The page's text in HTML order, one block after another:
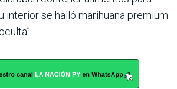
interior se halló marihuana premium